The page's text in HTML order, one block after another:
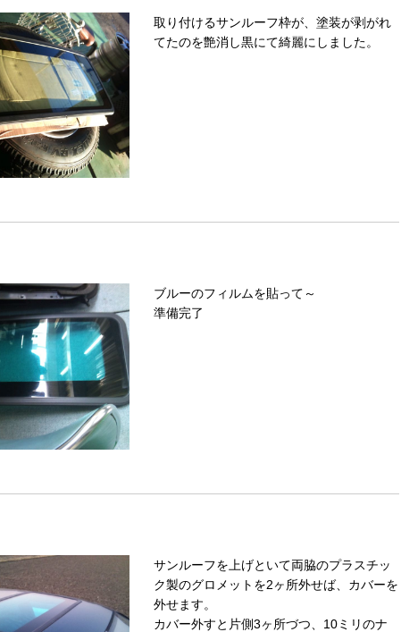
取り付けるサンルーフ枠が、塗装が剥がれ
てたのを艶消し黒にて綺麗にしました。
ブルーのフィルムを貼って～
準備完了
サンルーフを上げといて両脇のプラスチッ
ク製のグロメットを2ヶ所外せば、カバーを
外せます。
カバー外すと片側3ヶ所づつ、10ミリのナ